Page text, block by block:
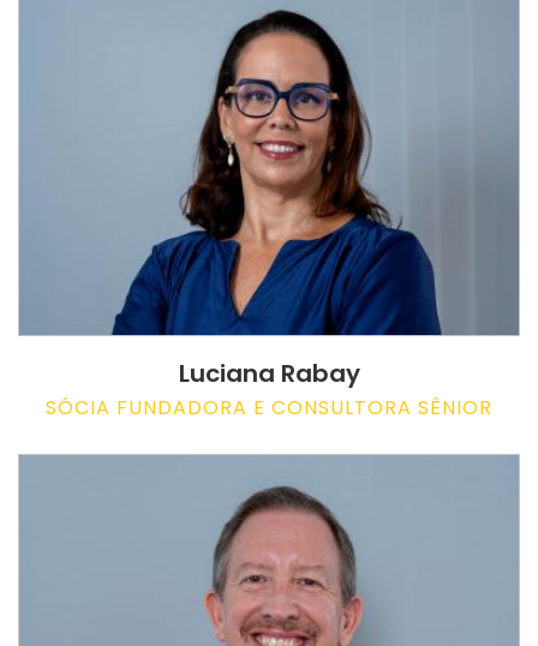
Luciana Rabay
SÓCIA FUNDADORA E CONSULTORA SÊNIOR